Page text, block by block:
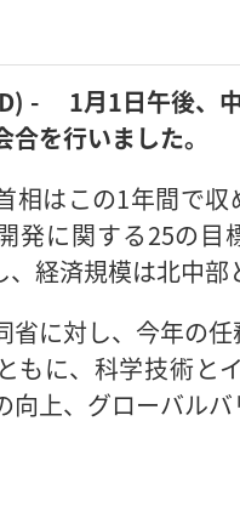
- 1月1日午後、
を行いました。
相はこの1年間で
発に関する25の目
経済規模は北中部
省に対し、今年の
もに、科学技術と
向上、グローバル